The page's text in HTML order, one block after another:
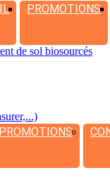
PROMOTIONS
de sol biosourcés
PROMOTIONS